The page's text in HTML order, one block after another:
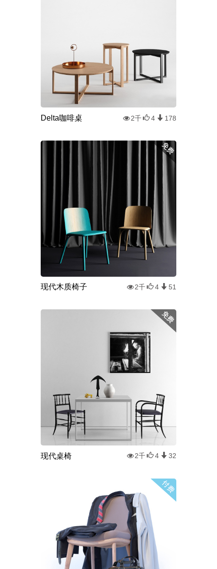
Delta咖啡桌 2千 4 178
现代木质椅子 2千 4 51
现代桌椅 2千 4 32